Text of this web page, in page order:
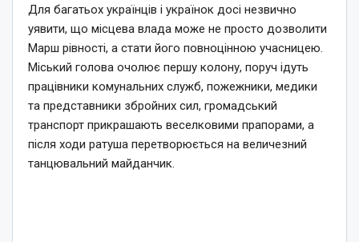
Для багатьох українців і українок досі незвично
уявити, що місцева влада може не просто дозволити
Марш рівності, а стати його повноцінною учасницею.
Міський голова очолює першу колону, поруч ідуть
працівники комунальних служб, пожежники, медики
та представники збройних сил, громадський
транспорт прикрашають веселковими прапорами, а
після ходи ратуша перетворюється на величезний
танцювальний майданчик.